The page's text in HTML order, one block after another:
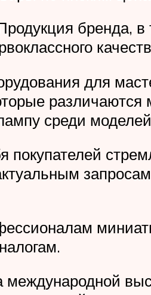
для
среди